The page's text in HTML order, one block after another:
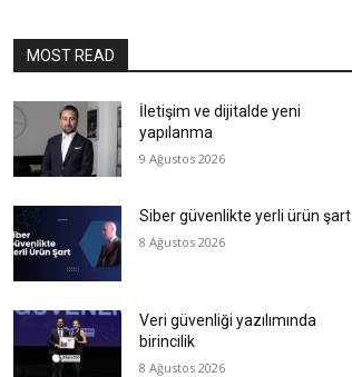
MOST READ
İletişim ve dijitalde yeni
yapılanma
9 Ağustos 2026
Siber güvenlikte yerli ürün şart
8 Ağustos 2026
Veri güvenliği yazılımında
birincilik
8 Ağustos 2026